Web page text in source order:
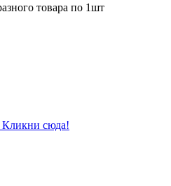
товара по 1шт
Кликни сюда!